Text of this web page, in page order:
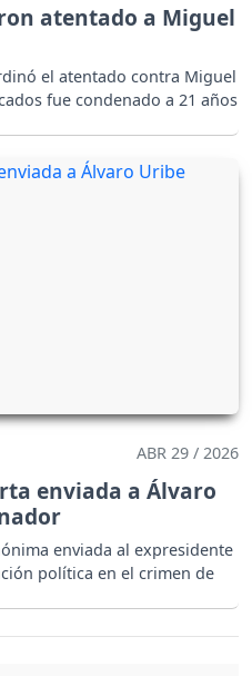
atentado a Miguel
el atentado contra Miguel
fue condenado a 21 años
ABR 29 / 2026
enviada a Álvaro
enviada al expresidente
política en el crimen de